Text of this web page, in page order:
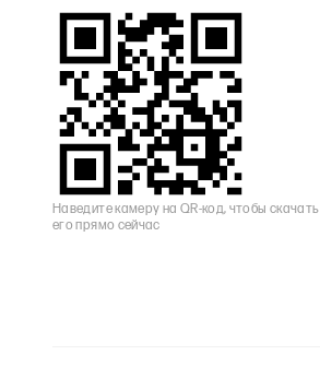
Наведите камеру на QR-код, чтобы скачать
его прямо сейчас